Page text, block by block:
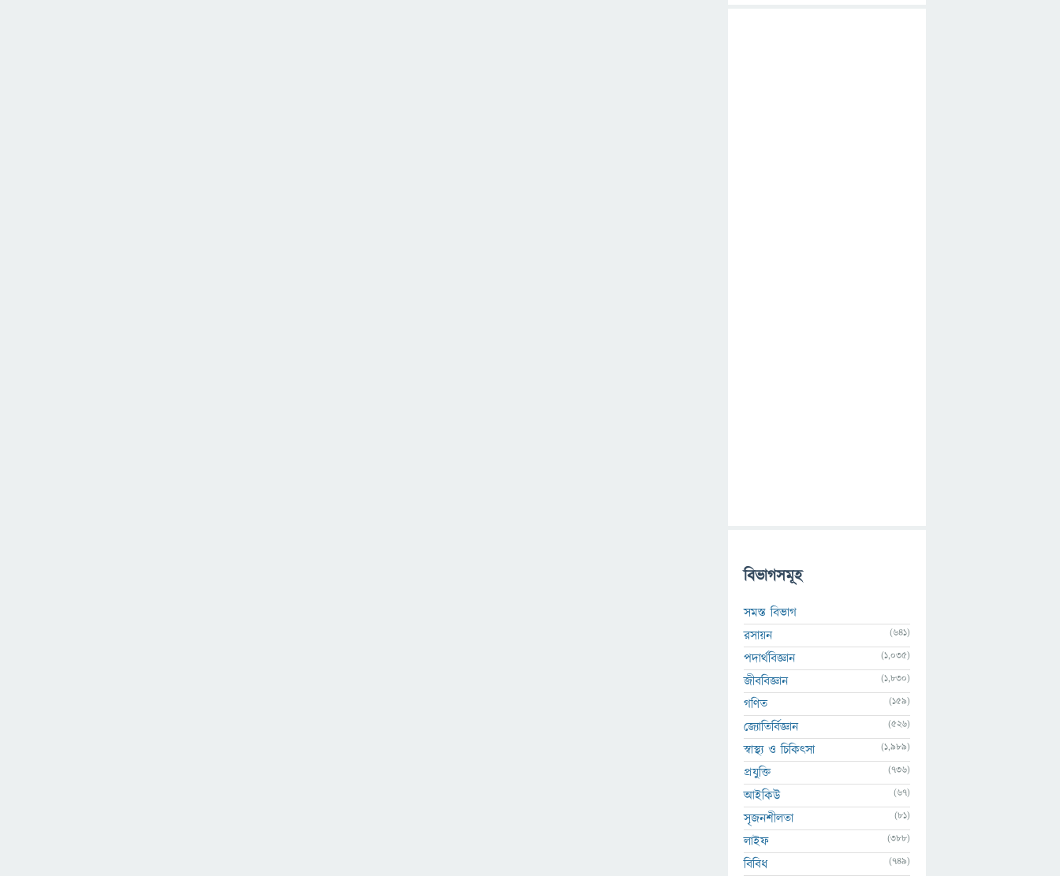
বিভাগসমূহ
সমস্ত বিভাগ
রসায়ন
(641)
পদার্থবিজ্ঞান (1,035)
জীববিজ্ঞান (1,830)
গণিত (159)
জ্যোতির্বিজ্ঞান (526)
স্বাস্থ্য ও চিকিৎসা (1,989)
প্রযুক্তি (736)
আইকিউ (67)
সৃজনশীলতা (81)
লাইফ (388)
বিবিধ (749)